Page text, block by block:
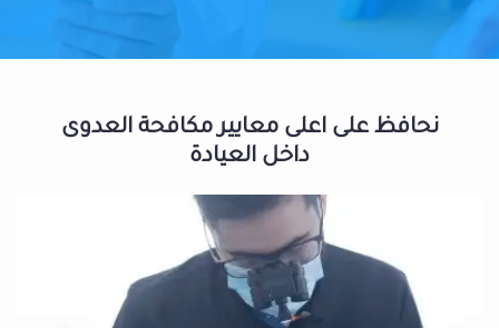
نحافظ على اعلى معايير مكافحة العدوى
داخل العيادة